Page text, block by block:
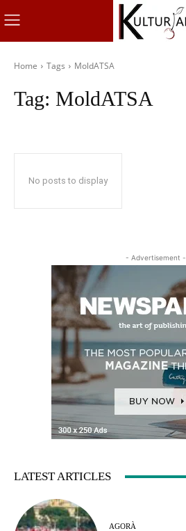
Home Tags MoldATSA
Tag: MoldATSA
No posts to display
- Advertisement -
LATEST ARTICLES
AGORÀ